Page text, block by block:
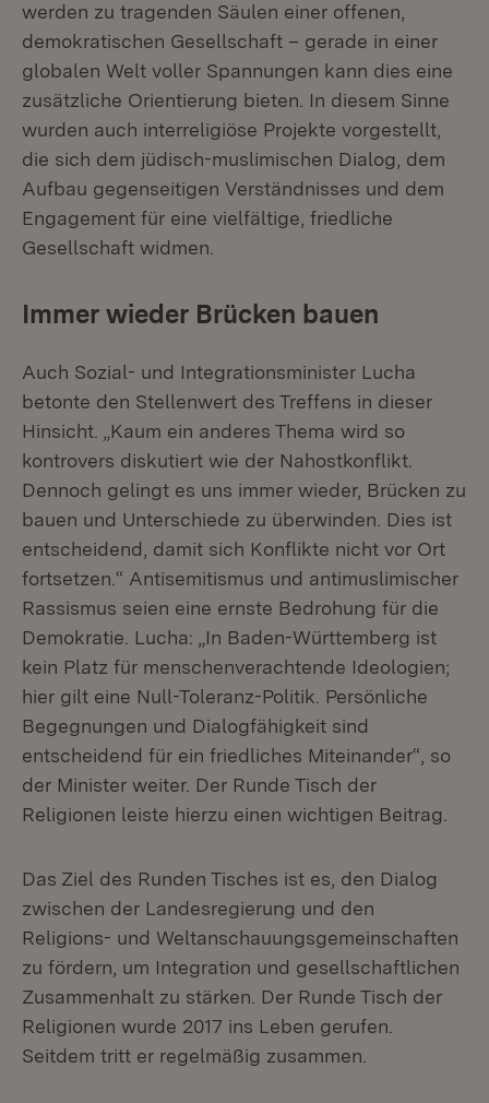
werden zu tragenden Säulen einer offenen,
demokratischen Gesellschaft – gerade in einer
globalen Welt voller Spannungen kann dies eine
zusätzliche Orientierung bieten. In diesem Sinne
wurden auch interreligiöse Projekte vorgestellt,
die sich dem jüdisch-muslimischen Dialog, dem
Aufbau gegenseitigen Verständnisses und dem
Engagement für eine vielfältige, friedliche
Gesellschaft widmen.
Immer wieder Brücken bauen
Auch Sozial- und Integrationsminister Lucha
betonte den Stellenwert des Treffens in dieser
Hinsicht. „Kaum ein anderes Thema wird so
kontrovers diskutiert wie der Nahostkonflikt.
Dennoch gelingt es uns immer wieder, Brücken zu
bauen und Unterschiede zu überwinden. Dies ist
entscheidend, damit sich Konflikte nicht vor Ort
fortsetzen.“ Antisemitismus und antimuslimischer
Rassismus seien eine ernste Bedrohung für die
Demokratie. Lucha: „In Baden-Württemberg ist
kein Platz für menschenverachtende Ideologien;
hier gilt eine Null-Toleranz-Politik. Persönliche
Begegnungen und Dialogfähigkeit sind
entscheidend für ein friedliches Miteinander“, so
der Minister weiter. Der Runde Tisch der
Religionen leiste hierzu einen wichtigen Beitrag.
Das Ziel des Runden Tisches ist es, den Dialog
zwischen der Landesregierung und den
Religions- und Weltanschauungsgemeinschaften
zu fördern, um Integration und gesellschaftlichen
Zusammenhalt zu stärken. Der Runde Tisch der
Religionen wurde 2017 ins Leben gerufen.
Seitdem tritt er regelmäßig zusammen.